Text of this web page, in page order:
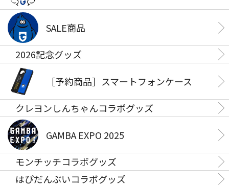
SALE商品
2026記念グッズ
［予約商品］スマートフォンケース
クレヨンしんちゃんコラボグッズ
GAMBA EXPO 2025
モンチッチコラボグッズ
はぴだんぶいコラボグッズ